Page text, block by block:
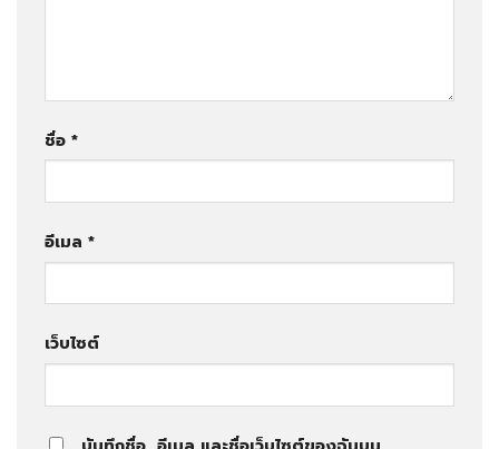
ชื่อ *
อีเมล *
เว็บไซต์